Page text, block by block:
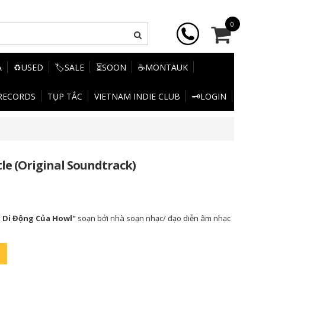
0
♻️USED 🏷️SALE ⏳SOON ☕MONTAUK
TỤP TẮC VIETNAM INDIE CLUB 🗝️LOGIN
(Original Soundtrack)
Động Của Howl" soạn bởi nhà soạn nhạc/ đạo diễn âm nhạc